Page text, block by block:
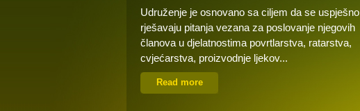
Udruženje je osnovano sa ciljem da se uspješno
rješavaju pitanja vezana za poslovanje njegovih
članova u djelatnostima povrtlarstva, ratarstva,
cvjećarstva, proizvodnje ljekov...
Read more